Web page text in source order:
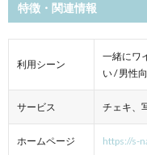
特徴・関連情報
利用シーン
一緒にワ
い / 男性
サービス チェキ、
ホームページ https://s-